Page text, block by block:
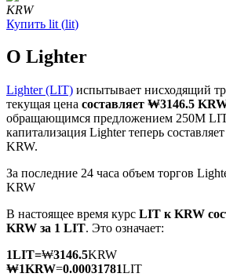
Фьючерсы на COIN-M
Деривативы на акции, форекс,
сырьевые товары
KRW
Купить lit (lit)
О Lighter
Lighter (LIT) испытывает нисходящий
текущая цена составляет ₩3146.5
обращающимся предложением 250M
капитализация Lighter теперь
KRW.
За последние 24 часа объем торгов
KRW
В настоящее время курс LIT к KRW
KRW за 1 LIT. Это означает:
1LIT=₩3146.5KRW
₩1KRW=0.00031781LIT